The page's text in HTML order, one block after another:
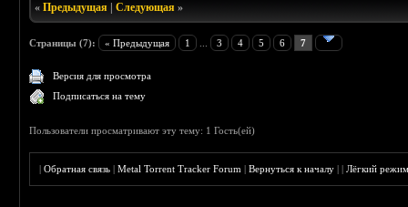
«Предыдущая |Следующая »
Страницы (7): « Предыдущая 1 3 4 5 6 7
Версия для просмотра
Подписаться на тему
Пользователи просматривают эту тему: 1 Гость(ей)
|Обратная связь |Metal Torrent Tracker Forum |Вернуться к началу ||Лёгкий